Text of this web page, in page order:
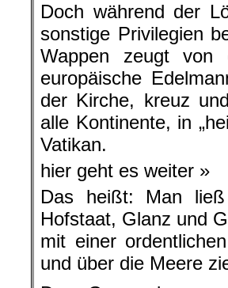
Doch während der
sonstige Privilegien
Wappen zeugt von
europäische
der Kirche, kreuz
alle Kontinente, in
Vatikan.
hier geht es weiter »
Das heißt: Man
Hofstaat, Glanz und
mit einer
und über die Meere